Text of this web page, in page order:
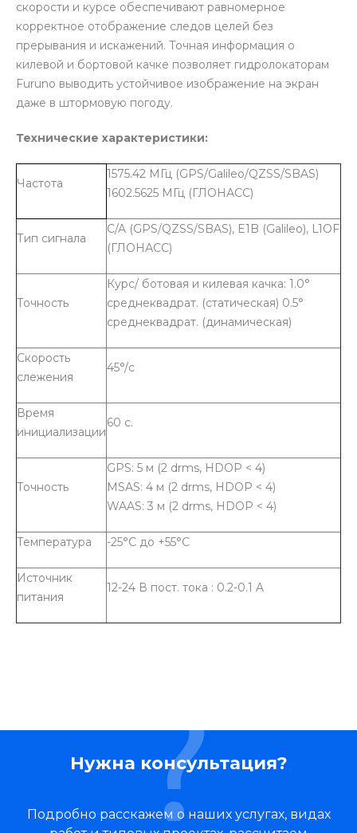
скорости и курсе обеспечивают равномерное
корректное отображение следов целей без
прерывания и искажений. Точная информация о
килевой и бортовой качке позволяет гидролокаторам
Furuno выводить устойчивое изображение на экран
даже в штормовую погоду.
Технические характеристики:
Частота
1575.42 МГц (GPS/Galileo/QZSS/SBAS)
1602.5625 МГц (ГЛОНАСС)
Тип сигнала
C/A (GPS/QZSS/SBAS), E1B (Galileo), L1OF
(ГЛОНАСС)
Точность
Курс/ ботовая и килевая качка: 1.0°
среднеквадрат. (статическая) 0.5°
среднеквадрат. (динамическая)
Скорость
слежения
45°/с
Время
инициализации
60 с.
Точность
GPS: 5 м (2 drms, HDOP < 4)
MSAS: 4 м (2 drms, HDOP < 4)
WAAS: 3 м (2 drms, HDOP < 4)
Температура -25°C до +55°C
Источник
питания
12-24 В пост. тока : 0.2-0.1 A
Нужна консультация?
Подробно расскажем о наших услугах, видах